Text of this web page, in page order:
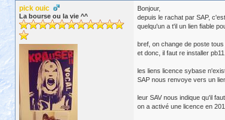
pick ouic
La bourse ou la vie ^^
Bonjour,
depuis le rachat par SAP,
quelqu'un a t'il un lien fiable
bref, on change de poste tous
et donc, il faut re installer
les liens licence sybase
SAP nous renvoye vers un
leur SAV nous indique qu'il
on a activé une licence en